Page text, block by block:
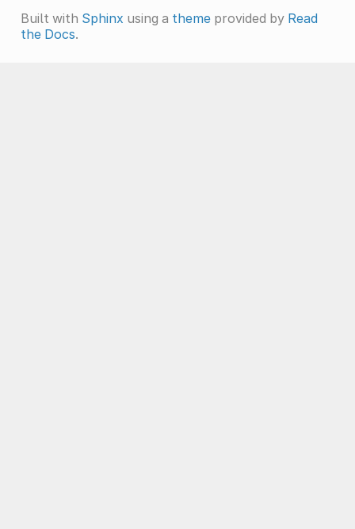
Built with Sphinx using a themeprovided by Read
the Docs.